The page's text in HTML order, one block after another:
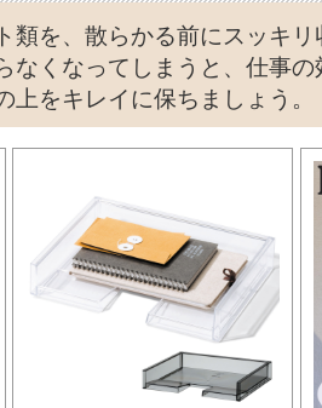
類を、散らかる前にスッキリ
なくなってしまうと、仕事の
をキレイに保ちましょう。